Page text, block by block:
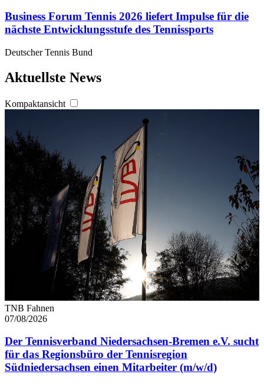
Business Forum Tennis 2026 liefert Impulse für die
nächste Entwicklungsstufe des Tennissports
Deutscher Tennis Bund
Aktuellste News
Kompaktansicht
TNB Fahnen
07/08/2026
Der Tennisverband Niedersachsen-Bremen e.V. sucht
für das Regionsbüro der Tennisregion
Südniedersachsen einen Mitarbeiter (m/w/d)